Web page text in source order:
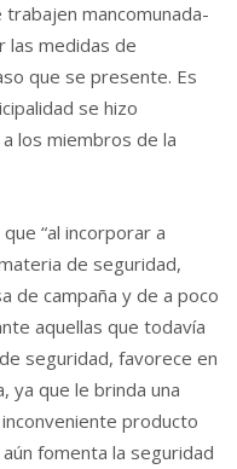
mancomunada-
las medidas de
que se presente. Es
se hizo
los miembros de la
“al incorporar a
de seguridad,
de campaña y de a poco
aquellas que todavía
seguridad, favorece en
ya que le brinda una
producto
fomenta la seguridad